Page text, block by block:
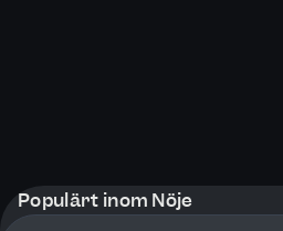
Populärt inom Nöje